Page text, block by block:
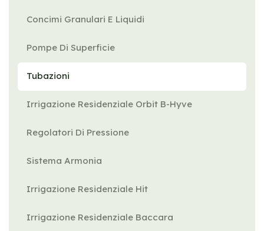
Concimi Granulari E Liquidi
Pompe Di Superficie
Tubazioni
Irrigazione Residenziale Orbit B-Hyve
Regolatori Di Pressione
Sistema Armonia
Irrigazione Residenziale Hit
Irrigazione Residenziale Baccara